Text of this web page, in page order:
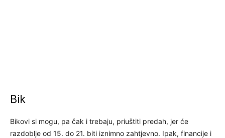
Bik
Bikovi si mogu, pa čak i trebaju, priuštiti predah, jer će
razdoblje od 15. do 21. biti iznimno zahtjevno. Ipak, financije i